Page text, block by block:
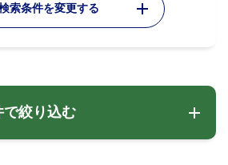
索条件を変更する
で絞り込む